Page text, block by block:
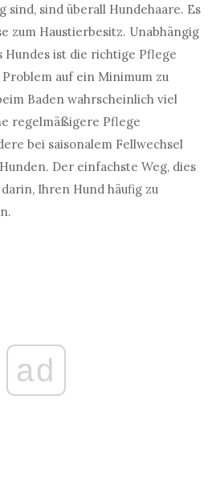
sind, sind überall Hundehaare. Es
zum Haustierbesitz. Unabhängig
ist die richtige Pflege
auf ein Minimum zu
Baden wahrscheinlich viel
regelmäßigere Pflege
bei saisonalem Fellwechsel
Der einfachste Weg, dies
Ihren Hund häufig zu
ad